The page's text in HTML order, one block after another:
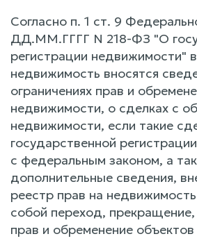
Согласно п. 1 ст. 9
ДД.ММ.ГГГГ N 218-ФЗ "О
регистрации недвижимости"
недвижимость вносятся
ограничениях прав и
недвижимости, о сделках с
недвижимости, если такие
государственной
с федеральным законом, а
дополнительные сведения,
реестр прав на
собой переход, прекращение,
прав и обременение